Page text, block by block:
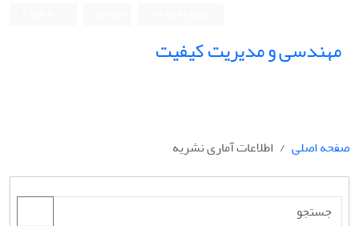
مهندسی و مدیریت کیفیت
صفحه اصلی اطلاعات آماری نشریه